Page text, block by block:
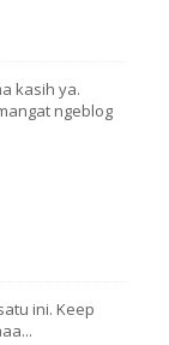
kasih ya.
ngeblog
ini. Keep